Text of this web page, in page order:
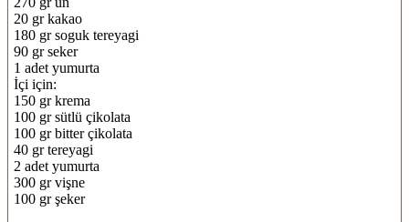
20 gr kakao
180 gr soguk tereyagi
90 gr seker
1 adet yumurta
İçi için:
150 gr krema
100 gr sütlü çikolata
100 gr bitter çikolata
40 gr tereyagi
2 adet yumurta
300 gr vişne
100 gr şeker